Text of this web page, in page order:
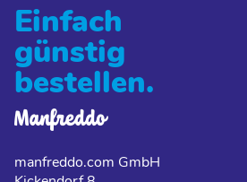
Einfach
günstig
bestellen.
manfreddo.com GmbH